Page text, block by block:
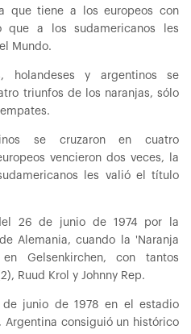
que tiene a los europeos con
a los sudamericanos les
Mundo.
holandeses y argentinos se
triunfos de los naranjas, sólo
se cruzaron en cuatro
vencieron dos veces, la
les valió el título
26 de junio de 1974 por la
Alemania, cuando la 'Naranja
Gelsenkirchen, con tantos
Ruud Krol y Johnny Rep.
junio de 1978 en el estadio
Argentina consiguió un histórico